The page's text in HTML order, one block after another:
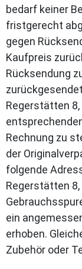
bedarf keiner
fristgerecht
gegen
Kaufpreis
Rücksendung
Regerstätten
Rechnung zu
der
folgende
Regerstätten
ein
erhoben.
Zubehör oder